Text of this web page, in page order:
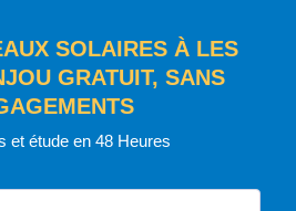
SOLAIRES À LES
GRATUIT, SANS
et étude en 48 Heures